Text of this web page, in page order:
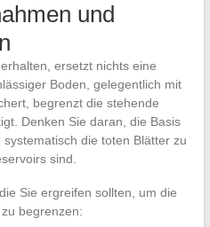
und
ersetzt nichts eine
Boden, gelegentlich mit
begrenzt die stehende
Denken Sie daran, die Basis
die toten Blätter zu
sind.
Sie ergreifen sollten, um die
begrenzen: